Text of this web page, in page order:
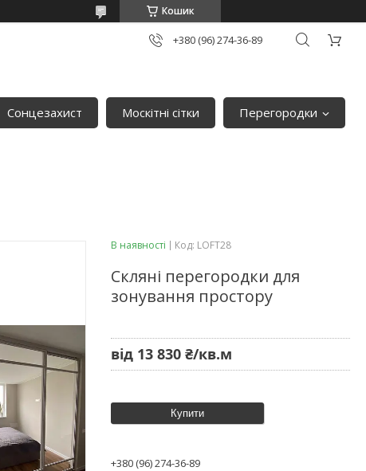
Кошик
+380 (96) 274-36-89
Сонцезахист Москітні сітки
Перегородки
В наявності Код: LOFT28
Скляні перегородки для
зонування простору
від 13 830 ₴/кв.м
Купити
+380 (96) 274-36-89